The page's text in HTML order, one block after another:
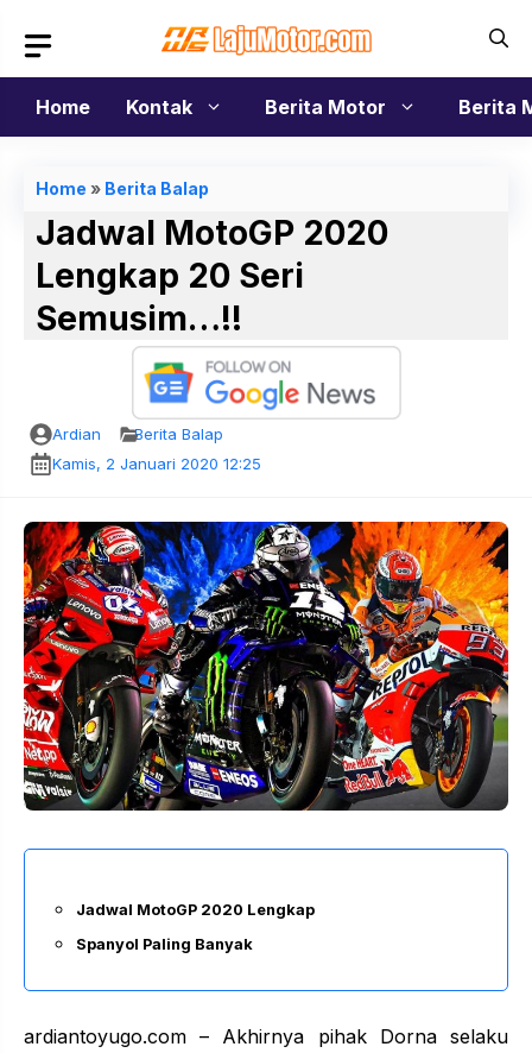
isi
Home
Kontak Berita Motor Berita
Home » Berita Balap
Jadwal MotoGP 2020
Lengkap 20 Seri
Semusim…!!
Ardian
Berita Balap
Kamis, 2 Januari 2020 12:25
Jadwal MotoGP 2020 Lengkap
Spanyol Paling Banyak
ardiantoyugo.com – Akhirnya pihak Dorna selaku